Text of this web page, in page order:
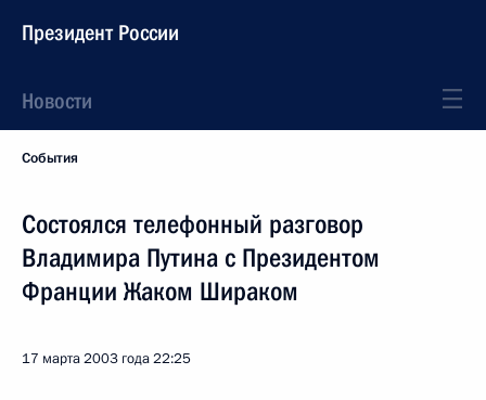
Президент России
Новости
События
Состоялся телефонный разговор
Владимира Путина с Президентом
Франции Жаком Шираком
17 марта 2003 года22:25